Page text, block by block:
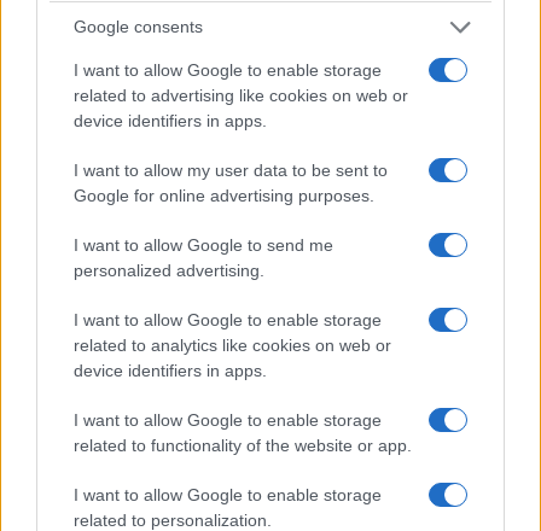
Google consents
I want to allow Google to enable storage
related to advertising like cookies on web or
device identifiers in apps.
I want to allow my user data to be sent to
Google for online advertising purposes.
I want to allow Google to send me
personalized advertising.
I want to allow Google to enable storage
related to analytics like cookies on web or
device identifiers in apps.
I want to allow Google to enable storage
related to functionality of the website or app.
I want to allow Google to enable storage
related to personalization.
Μαρτυρία Ελευθεριάδη, Χατζησαββίδη,
Ασλανίδη: Μέσα σε μια μέρα 36 χωριά κάψανε
24/06/2026 - 8:52μμ
Η «γέφυρα σωτηρίας» για τους πρόσφυγες – Το
έργο των ξένων ανθρωπιστικών αποστολών (1915-
1923)